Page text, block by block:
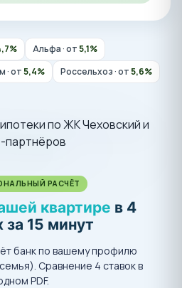
Альфа · от5,1%
· от5,4% Россельхоз · от5,6%
РАСЧЁТ
квартире в 4
за 15 минут
банк по вашему профилю
Сравнение 4 ставок в
PDF.